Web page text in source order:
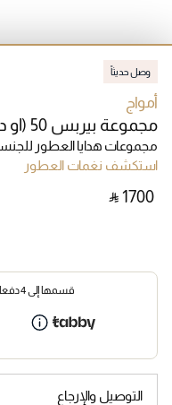
وصل حديثاً
أمواج
مجموعة بيربس 50 (او دي بارفان واكستريت) 2025
مجموعات هدايا العطور
استكشف نغمات العطور
‎ ⃁ ⁦1700⁩ ‎
قسمها إلى 4 دفعات متساوية بقيمة
التوصيل والإرجاع